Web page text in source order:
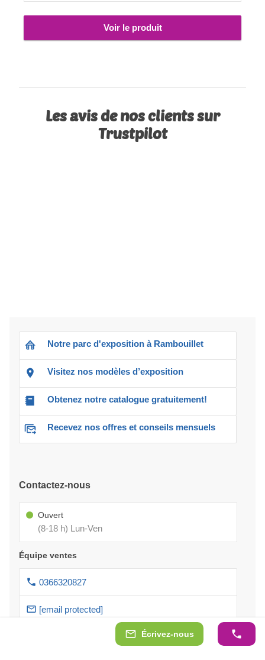
Écrivez-nous
Voir le produit
Les avis de nos clients sur
Trustpilot
Notre parc d'exposition à Rambouillet
Visitez nos modèles d’exposition
Obtenez notre catalogue gratuitement!
Recevez nos offres et conseils mensuels
Contactez-nous
Ouvert
(8-18 h) Lun-Ven
Équipe ventes
0366320827
[email protected]